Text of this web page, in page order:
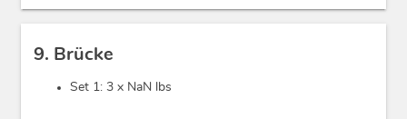
9. Brücke
Set 1: 3 x NaN lbs